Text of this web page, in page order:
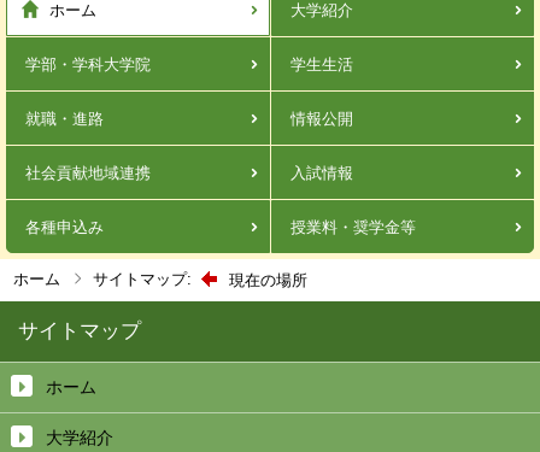
ホーム 大学紹介
学部・学科大学院 学生生活
就職・進路 情報公開
社会貢献地域連携 入試情報
各種申込み 授業料・奨学金等
ホーム サイトマップ: 現在の場所
サイトマップ
ホーム
大学紹介